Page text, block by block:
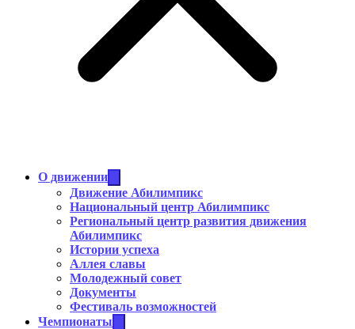
О движении
Движение Абилимпикс
Национальный центр Абилимпикс
Региональный центр развития движения
Абилимпикс
Истории успеха
Аллея славы
Молодежный совет
Документы
Фестиваль возможностей
Чемпионаты